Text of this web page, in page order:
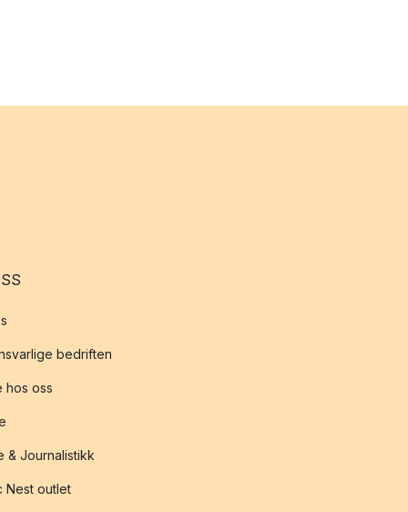
bedriften
hos oss
& Journalistikk
Nest outlet